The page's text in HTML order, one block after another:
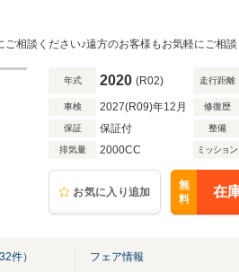
相談ください♪遠方のお客様もお気軽にご相談
年式 2020 (R02) 走行距離
車検 2027(R09)年12月 修復歴
保証 保証付 整備
排気量 2000CC ミッション
お気に入り追加
無
料
在
32件） フェア情報